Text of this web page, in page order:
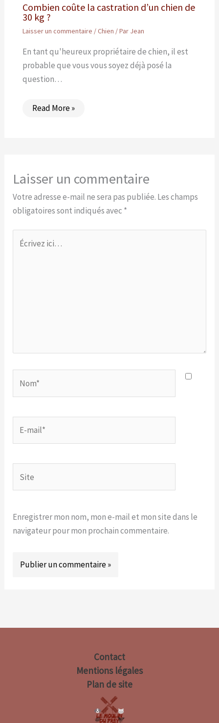
Combien coûte la castration d’un chien de
30 kg ?
Laisser un commentaire /Chien / Par Jean
En tant qu'heureux propriétaire de chien, il est
probable que vous vous soyez déjà posé la
question…
Read More »
Laisser un commentaire
Votre adresse e-mail ne sera pas publiée. Les champs
obligatoires sont indiqués avec *
Écrivez
ici…
mail*
Enregistrer mon nom, mon e-mail et mon site dans le
navigateur pour mon prochain commentaire.
Contact
Mentions légales
Plan de site